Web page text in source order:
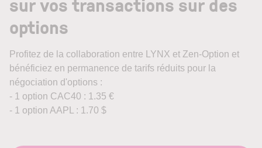
options
Profitez de la collaboration entre LYNX et Zen-Option et
bénéficiez en permanence de tarifs réduits pour la
négociation d'options :
- 1 option CAC40 : 1.35 €
- 1 option AAPL : 1.70 $